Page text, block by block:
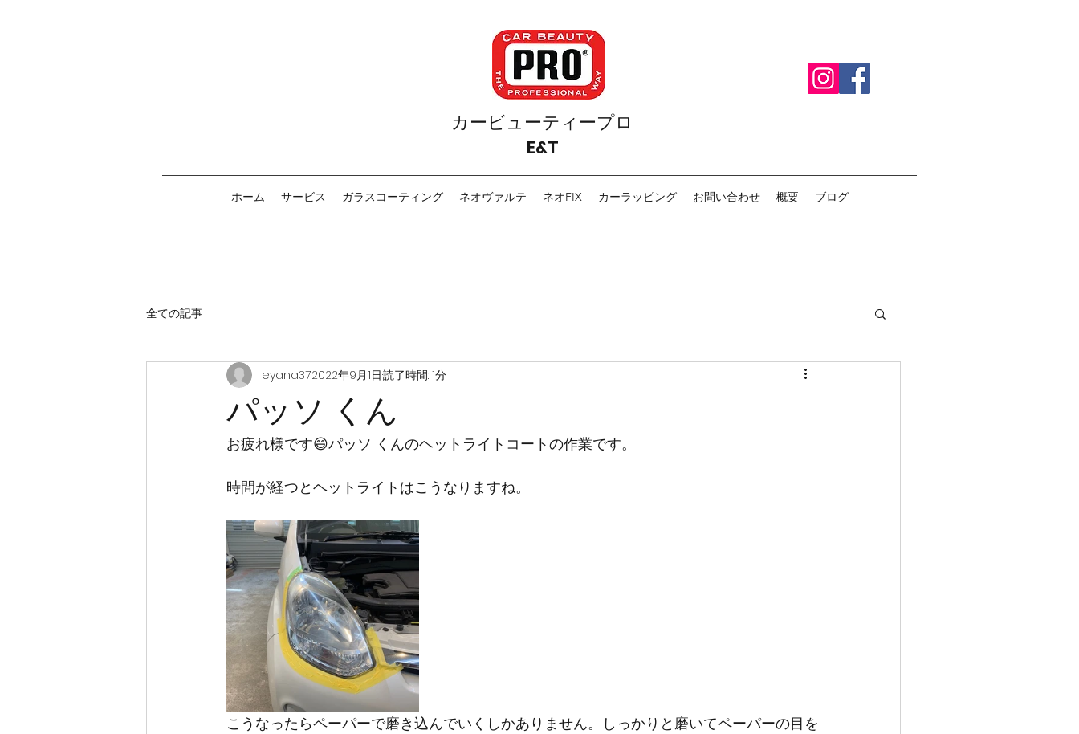
カービューティープロ
E&T
ホーム サービス ガラスコーティング ネオヴァルテ ネオFIX カーラッピング お問い合わせ 概要 ブログ
全ての記事
パッソ くん
eyana372022年9月1日読了時間: 1分
お疲れ様です😄パッソ くんのヘットライトコートの作業です。
時間が経つとヘットライトはこうなりますね。
こうなったらペーパーで磨き込んでいくしかありません。しっかりと磨いてペーパーの目を